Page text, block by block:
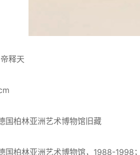
释天
柏林亚洲艺术博物馆旧藏
柏林亚洲艺术博物馆，1988-1998